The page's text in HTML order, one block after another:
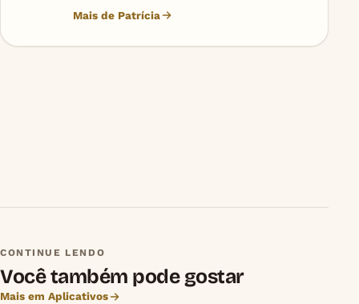
Mais de Patrícia
CONTINUE LENDO
Você também pode gostar
Mais em Aplicativos